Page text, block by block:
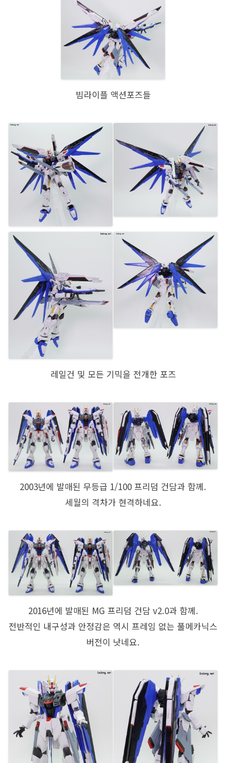
빔라이플 액션포즈들
레일건 및 모든 기믹을 전개한 포즈
2003년에 발매된 무등급 1/100 프리덤 건담과 함께.
세월의 격차가 현격하네요.
2016년에 발매된 MG 프리덤 건담 v2.0과 함께.
전반적인 내구성과 안정감은 역시 프레임 없는 풀메카닉스
버전이 낫네요.